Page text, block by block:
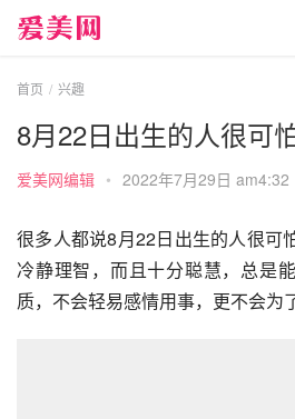
首页 兴趣
8月22日出生的人很可
爱美网编辑 • 2022年7月29日 am4:32
很多人都说8月22日出生的人很可
冷静理智，而且十分聪慧，总是
质，不会轻易感情用事，更不会为